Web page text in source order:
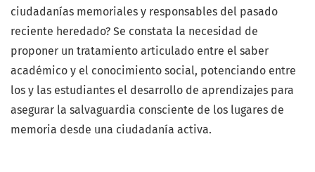
ciudadanías memoriales y responsables del pasado
reciente heredado? Se constata la necesidad de
proponer un tratamiento articulado entre el saber
académico y el conocimiento social, potenciando entre
los y las estudiantes el desarrollo de aprendizajes para
asegurar la salvaguardia consciente de los lugares de
memoria desde una ciudadanía activa.